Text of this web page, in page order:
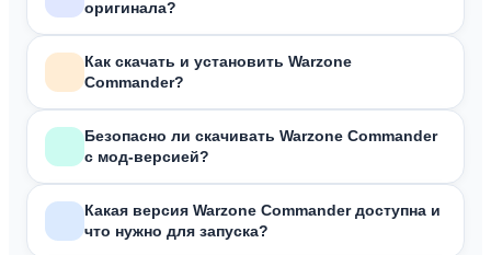
оригинала?
В отличие от оригинальной версии из Google Play, мод
Commanderвключает:
Без рекламы
Без платежей
При этом основной функционал игры сохранён полностью.
Как скачать и установить Warzone
Commander?
Зависит от формата скачанного файла:
APK
XAPK— понадобитсяXAPK Installer
Безопасно ли скачивать Warzone Commander
с мод-версией?
публикацией. Мы не размещаем файлы из непроверенных
источников. Подробнее — на странице
Какая версия Warzone Commander доступна и
что нужно для запуска?